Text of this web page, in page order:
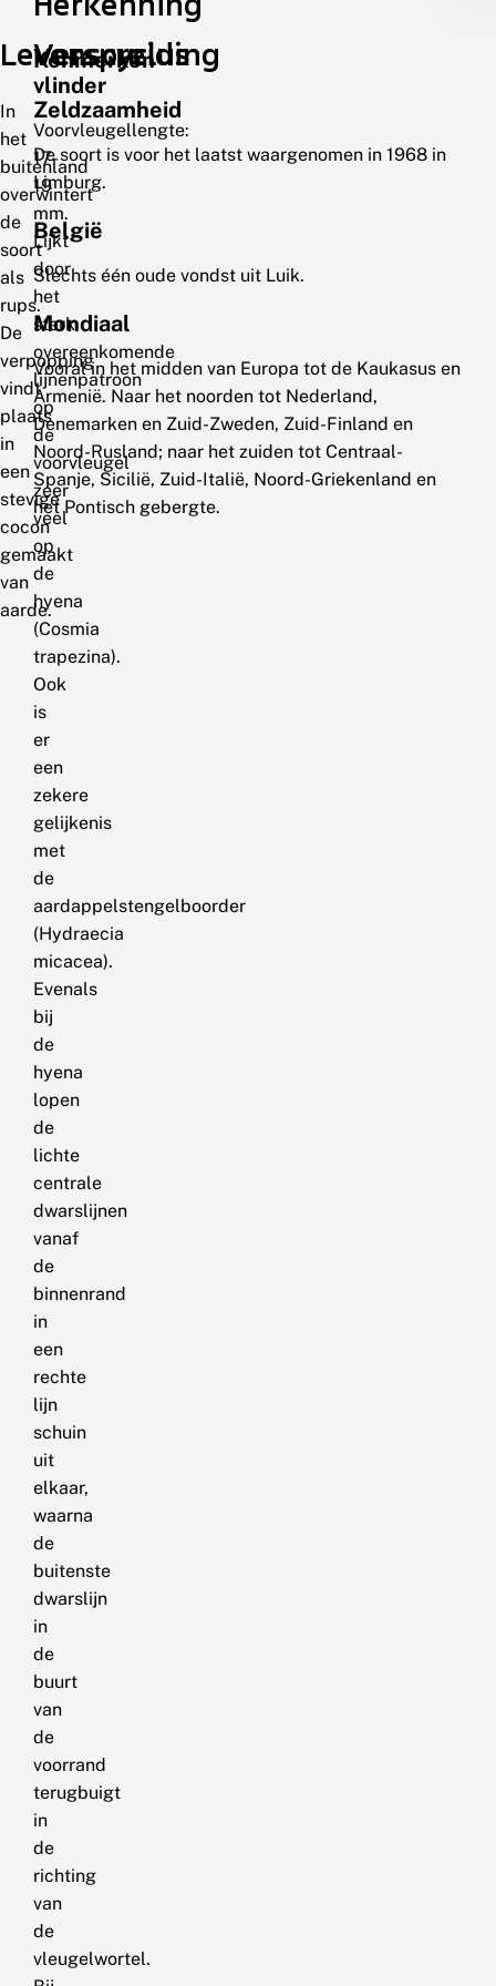
Levenscyclus
In
het
buitenland
overwintert
de
soort
als
rups.
De
verpopping
vindt
plaats
in
een
stevige
cocon
gemaakt
van
aarde.
Kenmerken
vlinder
Voorvleugellengte:
17-
19
mm.
Lijkt
door
het
sterk
overeenkomende
lijnenpatroon
op
de
voorvleugel
zeer
veel
op
de
hyena
(Cosmia
trapezina).
Ook
is
er
een
zekere
gelijkenis
met
de
aardappelstengelboorder
(Hydraecia
micacea).
Evenals
bij
de
hyena
lopen
de
lichte
centrale
dwarslijnen
vanaf
de
binnenrand
in
een
rechte
lijn
schuin
uit
elkaar,
waarna
de
buitenste
dwarslijn
in
de
buurt
van
de
voorrand
terugbuigt
in
de
richting
van
de
vleugelwortel.
Verspreiding
Zeldzaamheid
De soort is voor het laatst waargenomen in 1968 in
Limburg.
België
Slechts één oude vondst uit Luik.
Mondiaal
Vooral in het midden van Europa tot de Kaukasus en
Armenië. Naar het noorden tot Nederland,
Denemarken en Zuid-Zweden, Zuid-Finland en
Noord-Rusland; naar het zuiden tot Centraal-
Spanje, Sicilië, Zuid-Italië, Noord-Griekenland en
het Pontisch gebergte.